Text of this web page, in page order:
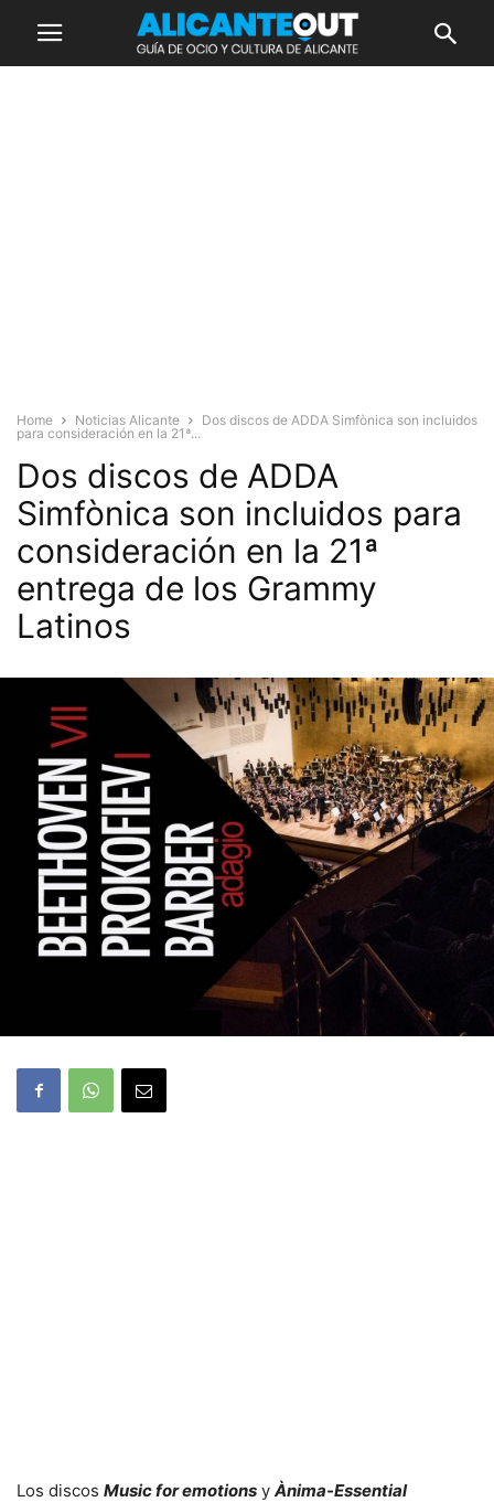
Home Noticias Alicante
Dos discos de ADDA Simfònica son incluidos
para consideración en la 21ª...
Dos discos de ADDA
Simfònica son incluidos para
consideración en la 21ª
entrega de los Grammy
Latinos
Los discos Music for emotions y Ànima-Essential